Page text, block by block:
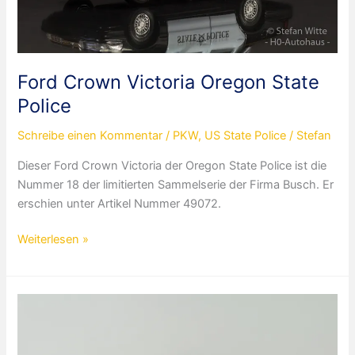
Ford Crown Victoria Oregon State
Police
Schreibe einen Kommentar / PKW, US State Police / Stefan
Dieser Ford Crown Victoria der Oregon State Police ist die
Nummer 18 der limitierten Sammelserie der Firma Busch. Er
erschien unter Artikel Nummer 49072.
Ford
Oregon
Weiterlesen »